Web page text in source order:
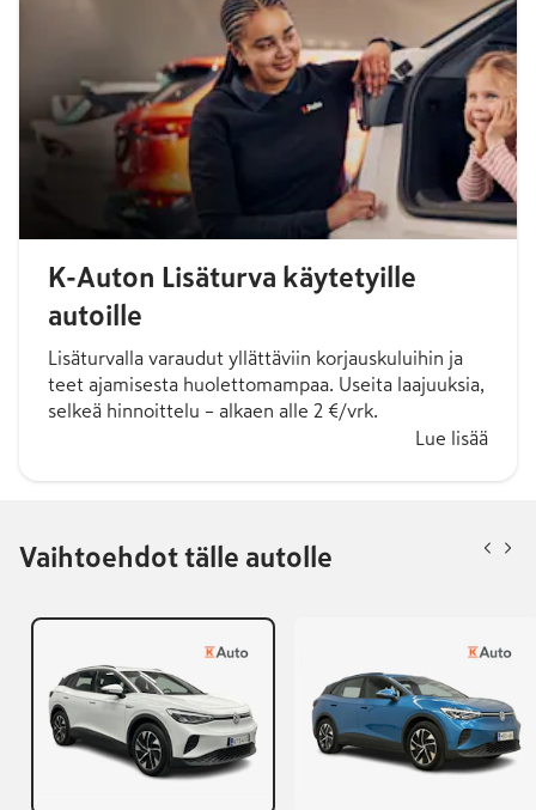
K-Auton Lisäturva käytetyille
autoille
Lisäturvalla varaudut yllättäviin korjauskuluihin ja
teet ajamisesta huolettomampaa. Useita laajuuksia,
selkeä hinnoittelu – alkaen alle 2 €/vrk.
Lue lisää
Vaihtoehdot tälle autolle